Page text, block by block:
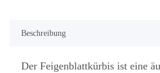
Beschreibung
Der Feigenblattkürbis ist eine